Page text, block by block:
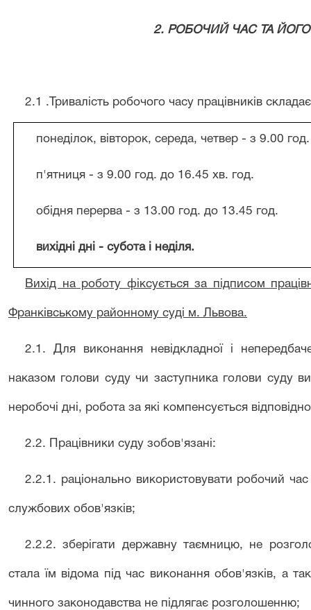
2. РОБОЧИЙ ЧАС ТА Й
2.1 .Тривалість робочого часу працівників
понеділок, вівторок, середа, четвер - з 9.00
п'ятниця - з 9.00 год. до 16.45 хв. год.
обідня перерва - з 13.00 год. до 13.45 год.
вихідні дні - субота і неділя.
Вихід на роботу фіксується за підписом
Франківському районному суді м. Львова.
2.1. Для виконання невідкладної і
наказом голови суду чи заступника голови суду
неробочі дні, робота за які компенсується
2.2. Працівники суду зобов'язані:
2.2.1. раціонально використовувати робочий
службових обов'язків;
2.2.2. зберігати державну таємницю, не
стала їм відома під час виконання обов'язків, а
чинного законодавства не підлягає розголошенню;